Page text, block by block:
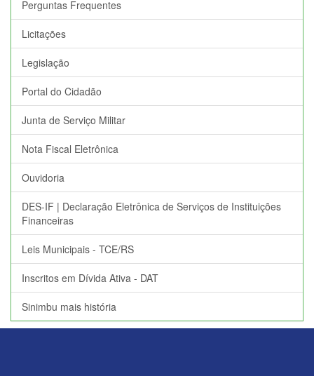
Perguntas Frequentes
Licitações
Legislação
Portal do Cidadão
Junta de Serviço Militar
Nota Fiscal Eletrônica
Ouvidoria
DES-IF | Declaração Eletrônica de Serviços de Instituições
Financeiras
Leis Municipais - TCE/RS
Inscritos em Dívida Ativa - DAT
Sinimbu mais história